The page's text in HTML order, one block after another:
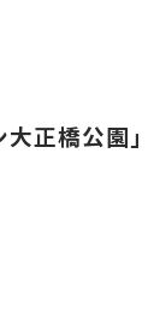
正橋公園